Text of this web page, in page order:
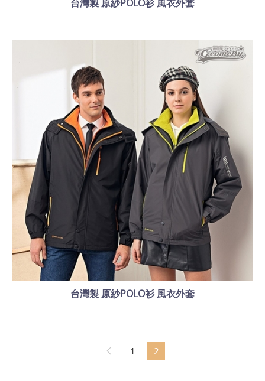
台灣製 原紗POLO衫 風衣外套
台灣製 原紗POLO衫 風衣外套
1 2